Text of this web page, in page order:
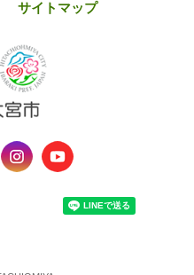
サイトマップ